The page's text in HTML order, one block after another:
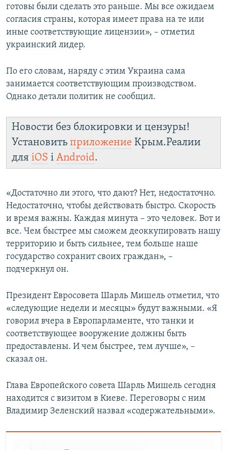
готовы были сделать это раньше. Мы все ожидаем
согласия страны, которая имеет права на те или
иные соответствующие лицензии», – отметил
украинский лидер.
По его словам, наряду с этим Украина сама
занимается соответствующим производством.
Однако детали политик не сообщил.
Новости без блокировки и цензуры!
Установить приложение Крым.Реалии
для iOS і Android.
«Достаточно ли этого, что дают? Нет, недостаточно.
Недостаточно, чтобы действовать быстро. Скорость
и время важны. Каждая минута – это человек. Вот и
все. Чем быстрее мы сможем деоккупировать нашу
территорию и быть сильнее, тем больше наше
государство сохранит своих граждан», –
подчеркнул он.
Президент Евросовета Шарль Мишель отметил, что
«следующие недели и месяцы» будут важными. «Я
говорил вчера в Европарламенте, что танки и
соответствующее вооружение должны быть
предоставлены. И чем быстрее, тем лучше», –
сказал он.
Глава Европейского совета Шарль Мишель сегодня
находится с визитом в Киеве. Переговоры с ним
Владимир Зеленский назвал «содержательными».